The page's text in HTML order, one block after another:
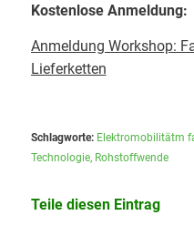
Kostenlose Anmeldung:
Anmeldung Workshop:
Lieferketten
Schlagworte: Elektromobilitätm
Technologie, Rohstoffwende
Teile diesen Eintrag